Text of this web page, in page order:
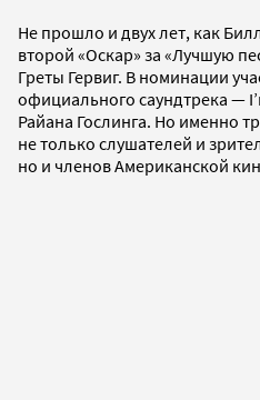
Не прошло и двух лет, как
второй «Оскар» за «Лучшую
Греты Гервиг. В номинации
официального саундтрека —
Райана Гослинга. Но именно
не только слушателей и
но и членов Американской